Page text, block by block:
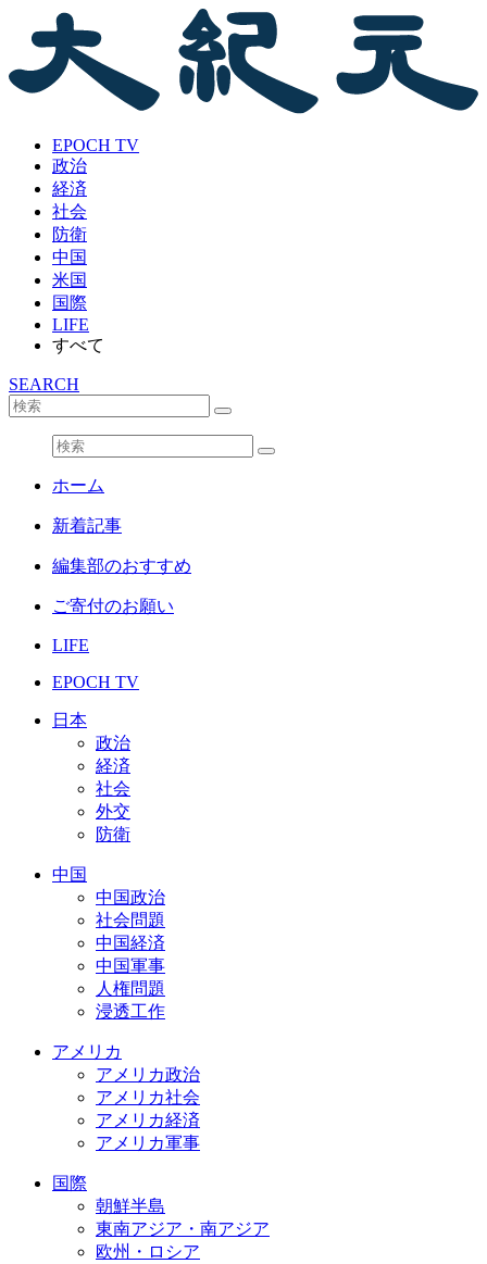
EPOCH TV
政治
経済
社会
防衛
中国
米国
国際
LIFE
すべて
SEARCH
ホーム
新着記事
編集部のおすすめ
ご寄付のお願い
LIFE
EPOCH TV
日本
政治
経済
社会
外交
防衛
中国
中国政治
社会問題
中国経済
中国軍事
人権問題
浸透工作
アメリカ
アメリカ政治
アメリカ社会
アメリカ経済
アメリカ軍事
国際
朝鮮半島
東南アジア・南アジア
欧州・ロシア